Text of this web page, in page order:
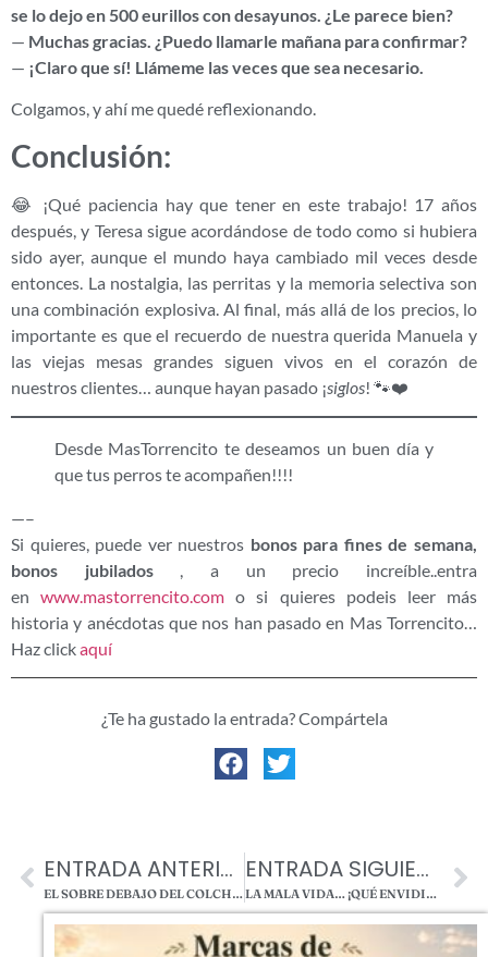
se lo dejo en 500 eurillos con desayunos. ¿Le parece bien?
— Muchas gracias. ¿Puedo llamarle mañana para confirmar?
— ¡Claro que sí! Llámeme las veces que sea necesario.
Colgamos, y ahí me quedé reflexionando.
Conclusión:
😂 ¡Qué paciencia hay que tener en este trabajo! 17 años
después, y Teresa sigue acordándose de todo como si hubiera
sido ayer, aunque el mundo haya cambiado mil veces desde
entonces. La nostalgia, las perritas y la memoria selectiva son
una combinación explosiva. Al final, más allá de los precios, lo
importante es que el recuerdo de nuestra querida Manuela y
las viejas mesas grandes siguen vivos en el corazón de
nuestros clientes… aunque hayan pasado ¡siglos! 🐾❤️
Desde MasTorrencito te deseamos un buen día y
que tus perros te acompañen!!!!
—–
Si quieres, puede ver nuestros bonos para fines de semana,
bonos jubilados, a un precio increíble..entra
enwww.mastorrencito.com o si quieres podeis leer más
historia y anécdotas que nos han pasado en Mas Torrencito…
Haz clickaquí
¿Te ha gustado la entrada? Compártela
ENTRADA ANTERIOR
EL SOBRE DEBAJO DEL COLCHÓN BY MASTORRENCITO
ENTRADA SIGUIENTE
LA MALA VIDA… ¡QUÉ ENVIDIA! BY MASTORRENCITO